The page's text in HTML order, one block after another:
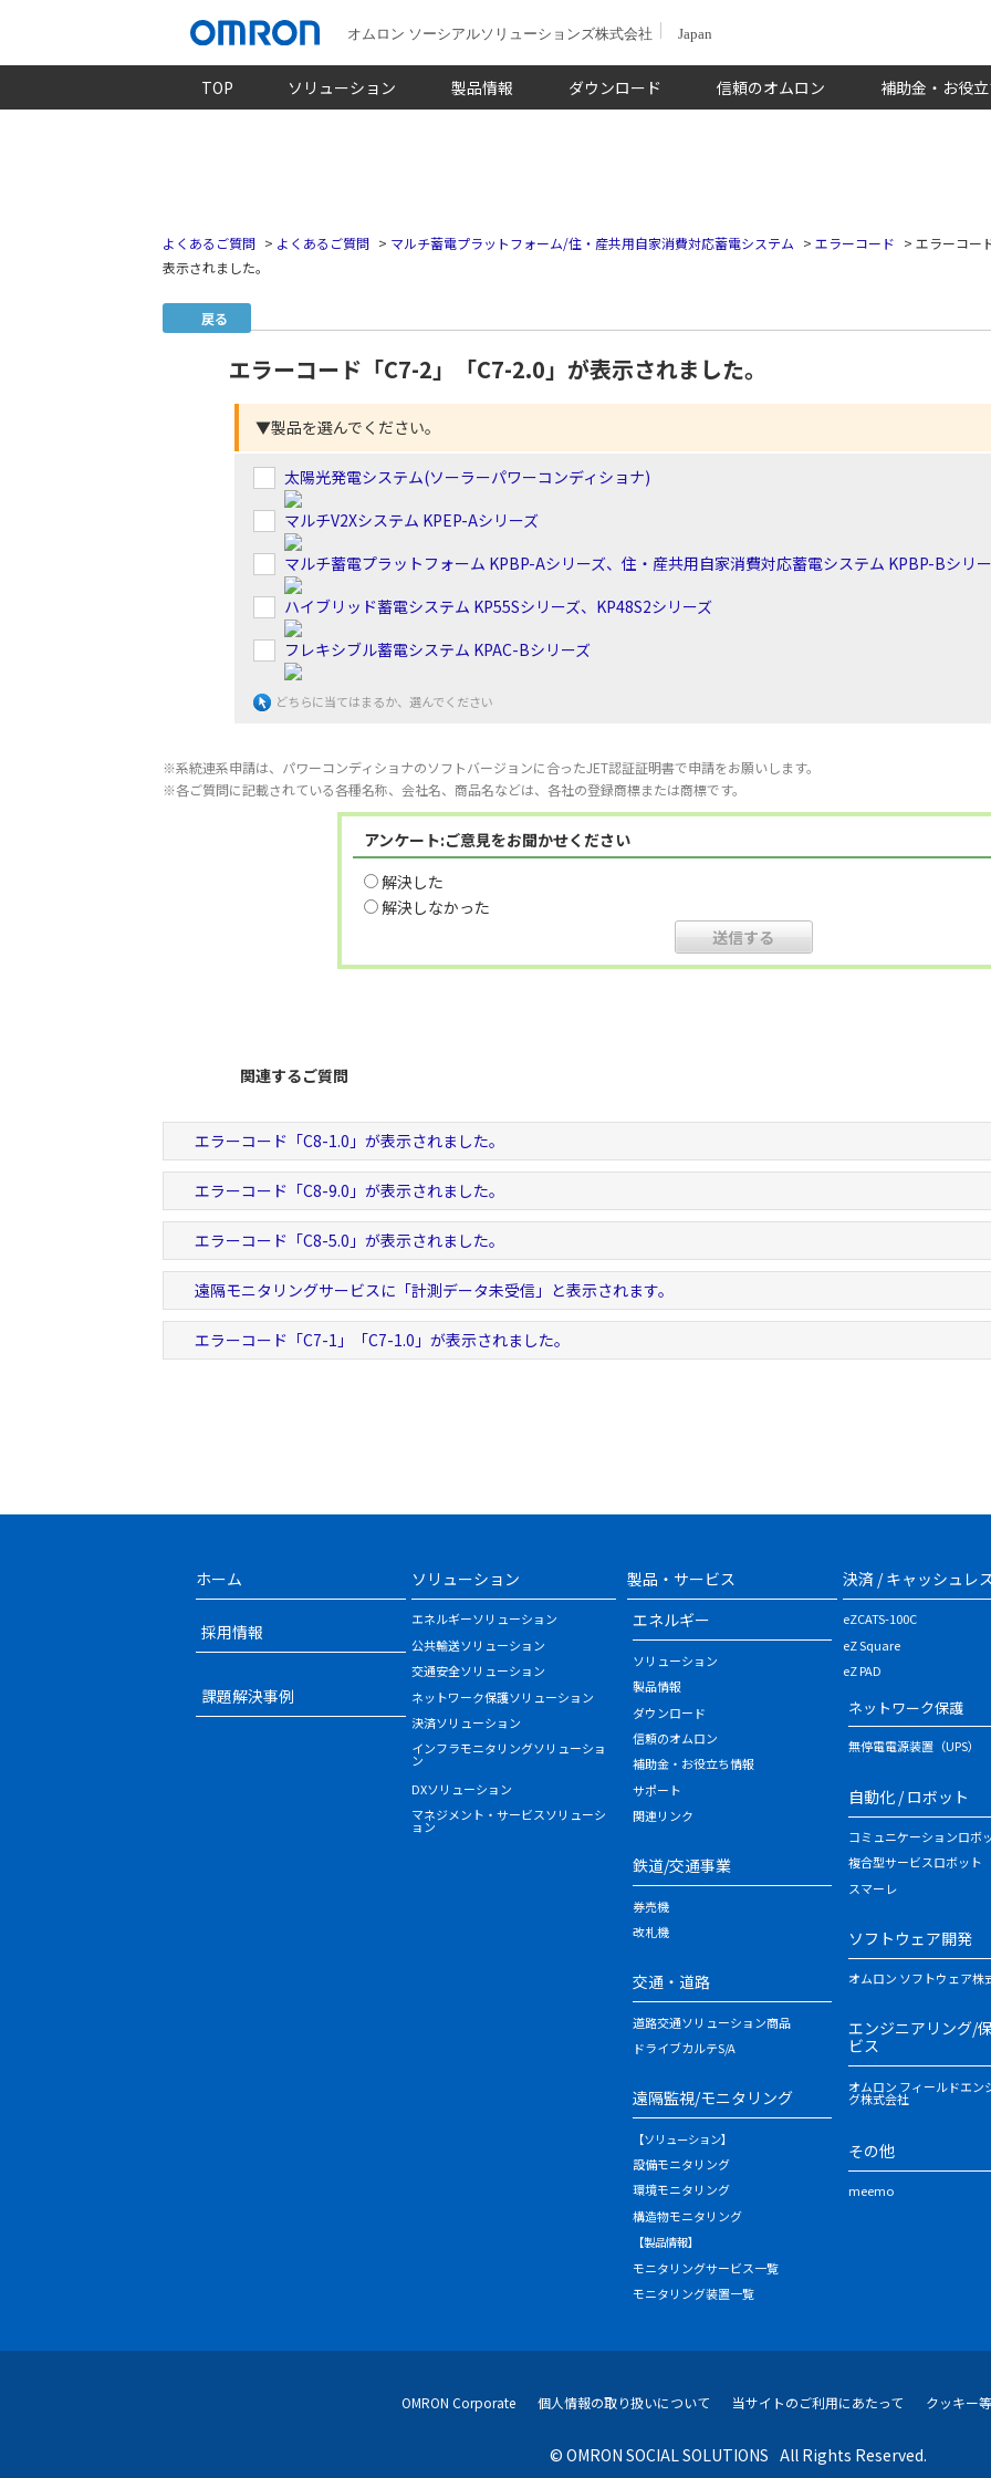
オムロン ソーシアルソリューションズ株式会社 Japan
TOP ソリューション 製品情報 ダウンロード 信頼のオムロン 補助金・お役
よくあるご質問 > よくあるご質問 > マルチ蓄電プラットフォーム/住・産共用自家消費対応蓄電システム > エラーコード > エラーコー
表示されました。
戻る
エラーコード「C7-2」「C7-2.0」が表示されました。
▼製品を選んでください。
太陽光発電システム(ソーラーパワーコンディショナ)
マルチV2Xシステム KPEP-Aシリーズ
マルチ蓄電プラットフォーム KPBP-Aシリーズ、住・産共用自家消費対応蓄電システム KPBP-Bシリ
ハイブリッド蓄電システム KP55Sシリーズ、KP48S2シリーズ
フレキシブル蓄電システム KPAC-Bシリーズ
どちらに当てはまるか、選んでください
※系統連系申請は、パワーコンディショナのソフトバージョンに合ったJET認証証明書で申請をお願いします。
※各ご質問に記載されている各種名称、会社名、商品名などは、各社の登録商標または商標です。
アンケート:ご意見をお聞かせください
解決した
解決しなかった
関連するご質問
エラーコード「C8-1.0」が表示されました。
エラーコード「C8-9.0」が表示されました。
エラーコード「C8-5.0」が表示されました。
遠隔モニタリングサービスに「計測データ未受信」と表示されます。
エラーコード「C7-1」「C7-1.0」が表示されました。
ホーム
採用情報
課題解決事例
ソリューション
エネルギーソリューション
公共輸送ソリューション
交通安全ソリューション
ネットワーク保護ソリューション
決済ソリューション
インフラモニタリングソリューショ
ン
DXソリューション
マネジメント・サービスソリューシ
ョン
製品・サービス
エネルギー
ソリューション
製品情報
ダウンロード
信頼のオムロン
補助金・お役立ち情報
サポート
関連リンク
鉄道/交通事業
券売機
改札機
交通・道路
道路交通ソリューション商品
ドライブカルテS/A
遠隔監視/モニタリング
【ソリューション】
設備モニタリング
環境モニタリング
構造物モニタリング
【製品情報】
モニタリングサービス一覧
モニタリング装置一覧
決済 / キャッシュレ
eZCATS-100C
eZ Square
eZ PAD
ネットワーク保護
無停電電源装置（UPS）
自動化 / ロボット
コミュニケーションロボ
複合型サービスロボット
スマーレ
ソフトウェア開発
オムロン ソフトウェア株
エンジニアリング/
ビス
オムロン フィールドエン
グ株式会社
その他
meemo
OMRON Corporate 個人情報の取り扱いについて 当サイトのご利用にあたって クッキー
© OMRON SOCIAL SOLUTIONS All Rights Reserved.